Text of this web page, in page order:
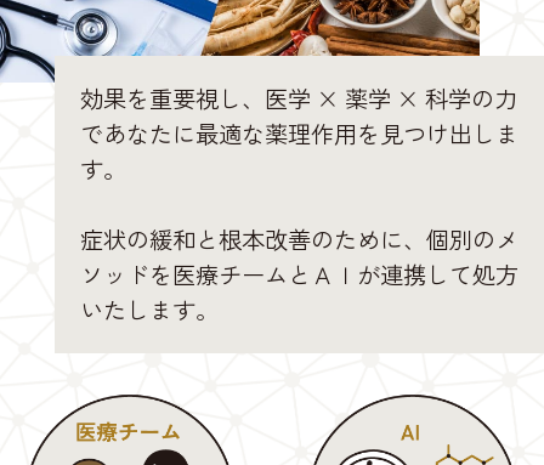
効果を重要視し、医学 × 薬学 × 科学の力
であなたに最適な薬理作用を見つけ出しま
す。
症状の緩和と根本改善のために、個別のメ
ソッドを医療チームとＡＩが連携して処方
いたします。